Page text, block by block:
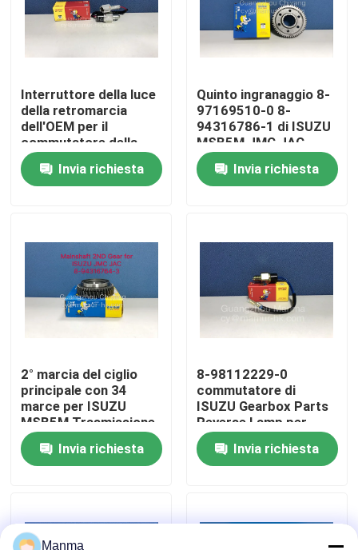
Prodotti
Circa noi
Controllo di qualità
Richieda una citazione
Ricambio auto del camion
Isuzu Engine Parts
Interruttore della luce
della retromarcia
dell'OEM per il
commutatore della
lampada di inverso M-
5035 di JAC 1040
Invia richiesta
Quinto ingranaggio 8-
97169510-0 8-
94316786-1 di ISUZU
MSB5M JMC JAC
Transmission Counter
Invia richiesta
2° marcia del ciglio
principale con 34
marce per ISUZU
MSB5M Trasmissione
2° marcia Compatibile
con i modelli JMC JAC
Invia richiesta
8-98112229-0
commutatore di
ISUZU Gearbox Parts
Reverse Lamp per
ISUZU MSB5M JMC
1030 Invia richiesta
Manma